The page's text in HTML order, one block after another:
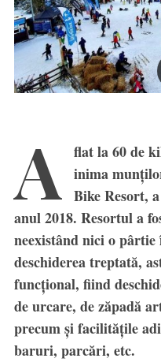
A flat la 60 de
inima
Bike Resort,
anul 2018. Resortul a
neexistând nici o
deschiderea treptată,
funcțional, fiind
de urcare, de zăpadă
precum și facilitățile
baruri, parcări, etc.